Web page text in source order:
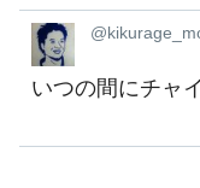
いつの間にチャ